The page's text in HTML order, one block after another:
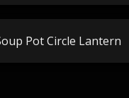
Pot Circle Lantern